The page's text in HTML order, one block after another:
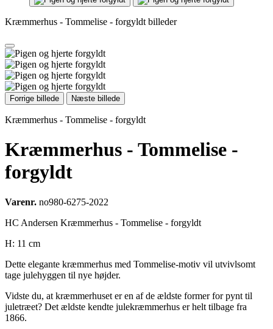
Kræmmerhus - Tommelise - forgyldt billeder
Forrige billede Næste billede
Kræmmerhus - Tommelise - forgyldt
Kræmmerhus - Tommelise -
forgyldt
Varenr. no980-6275-2022
HC Andersen Kræmmerhus - Tommelise - forgyldt
H: 11 cm
Dette elegante kræmmerhus med Tommelise-motiv vil utvivlsomt
tage julehyggen til nye højder.
Vidste du, at kræmmerhuset er en af de ældste former for pynt til
juletræet? Det ældste kendte julekræmmerhus er helt tilbage fra
1866.